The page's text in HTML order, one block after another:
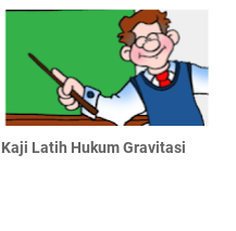
Kaji Latih Hukum Gravitasi